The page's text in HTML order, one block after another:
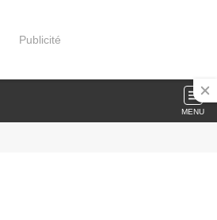
Publicité
MENU